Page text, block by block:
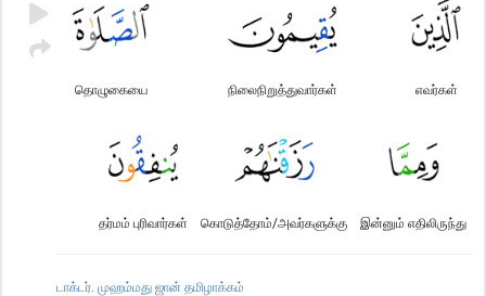
எவர்கள்
நிலைநிறுத்துவார்கள்
தொழுகையை
இன்னும் எதிலிருந்து
கொடுத்தோம்/அவர்களுக்கு
தர்மம் புரிவார்கள்
டாக்டர். முஹம்மது ஜான் தமிழாக்கம்